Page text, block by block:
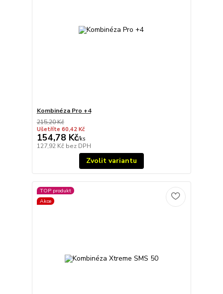
Kombinéza Pro +4
215,20 Kč
Ušetříte 60,42 Kč
154,78 Kč/ks
127,92 Kč bez DPH
Zvolit variantu
TOP produkt
Akce